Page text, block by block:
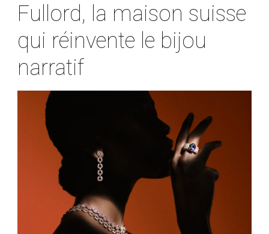
Fullord, la maison suisse
qui réinvente le bijou
narratif